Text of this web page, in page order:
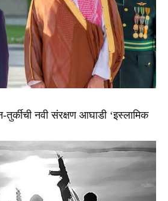
तुर्कीची नवी संरक्षण आघाडी ‘इस्लामिक